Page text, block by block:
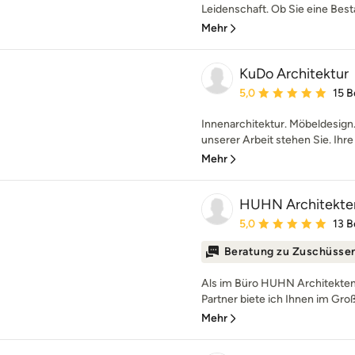
Leidenschaft. Ob Sie eine
Mehr
KuDo Architektur
Durchschnittliche
5,0 15
Innenarchitektur.
unserer Arbeit stehen Sie.
Mehr
HUHN
Durchschnittliche
5,0 13
Beratung zu
Als im Büro HUHN
Partner biete ich Ihnen im
Mehr